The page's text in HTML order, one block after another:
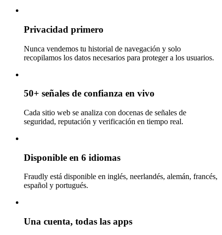
Privacidad primero
Nunca vendemos tu historial de navegación y solo
recopilamos los datos necesarios para proteger a los usuarios.
50+ señales de confianza en vivo
Cada sitio web se analiza con docenas de señales de
seguridad, reputación y verificación en tiempo real.
Disponible en 6 idiomas
Fraudly está disponible en inglés, neerlandés, alemán, francés,
español y portugués.
Una cuenta, todas las apps